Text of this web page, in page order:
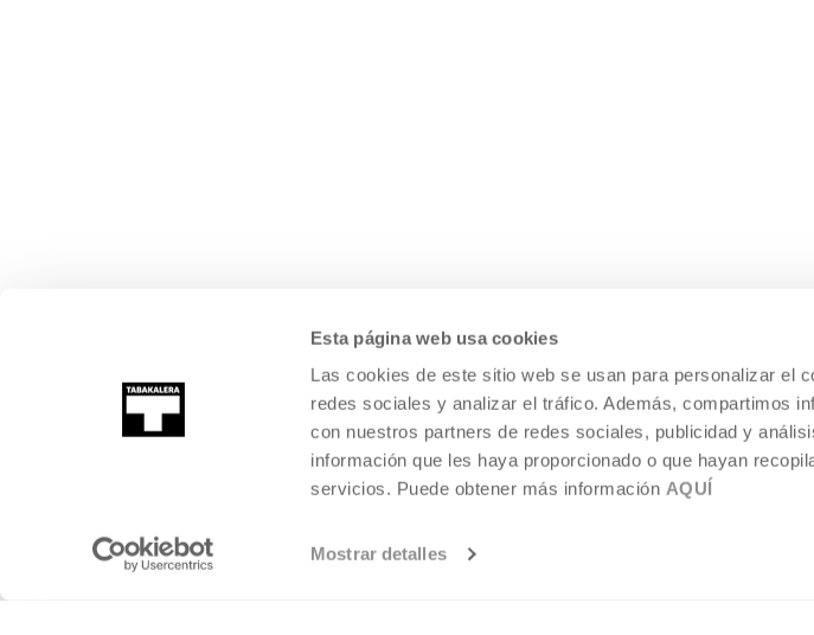
Esta página web usa cookies
Las cookies de este sitio web se usan para personalizar el
redes sociales y analizar el tráfico. Además, compartimos
con nuestros partners de redes sociales, publicidad y
información que les haya proporcionado o que hayan
servicios. Puede obtener más información AQUÍ
Mostrar detalles
2026 TABAKALERA.
KULTURA GARAIKIDEAREN NAZIOARTEKO ZENTROA,